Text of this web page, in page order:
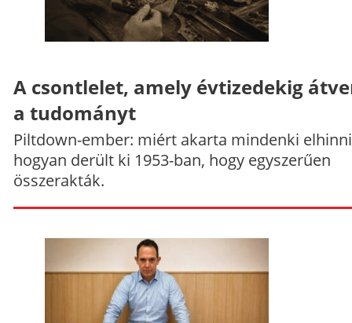
A csontlelet, amely évtizedekig
a tudományt
Piltdown-ember: miért akarta mindenki
hogyan derült ki 1953-ban, hogy egyszerűen
összerakták.